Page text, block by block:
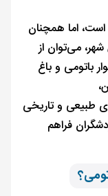
است، اما همچنان
می‌توان از
باتومی و باغ
طبیعی و تاریخی
فراهم